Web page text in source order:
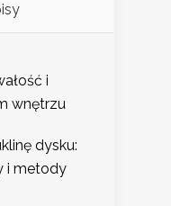
i
wnętrzu
dysku:
i metody